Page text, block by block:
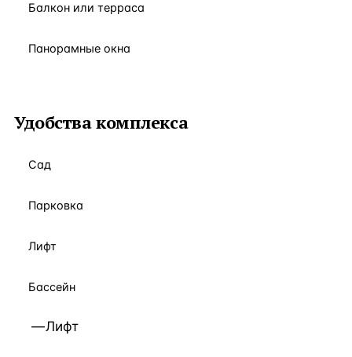
Балкон или терраса
Панорамные окна
Удобства комплекса
Сад
Парковка
Лифт
Бассейн
Лифт